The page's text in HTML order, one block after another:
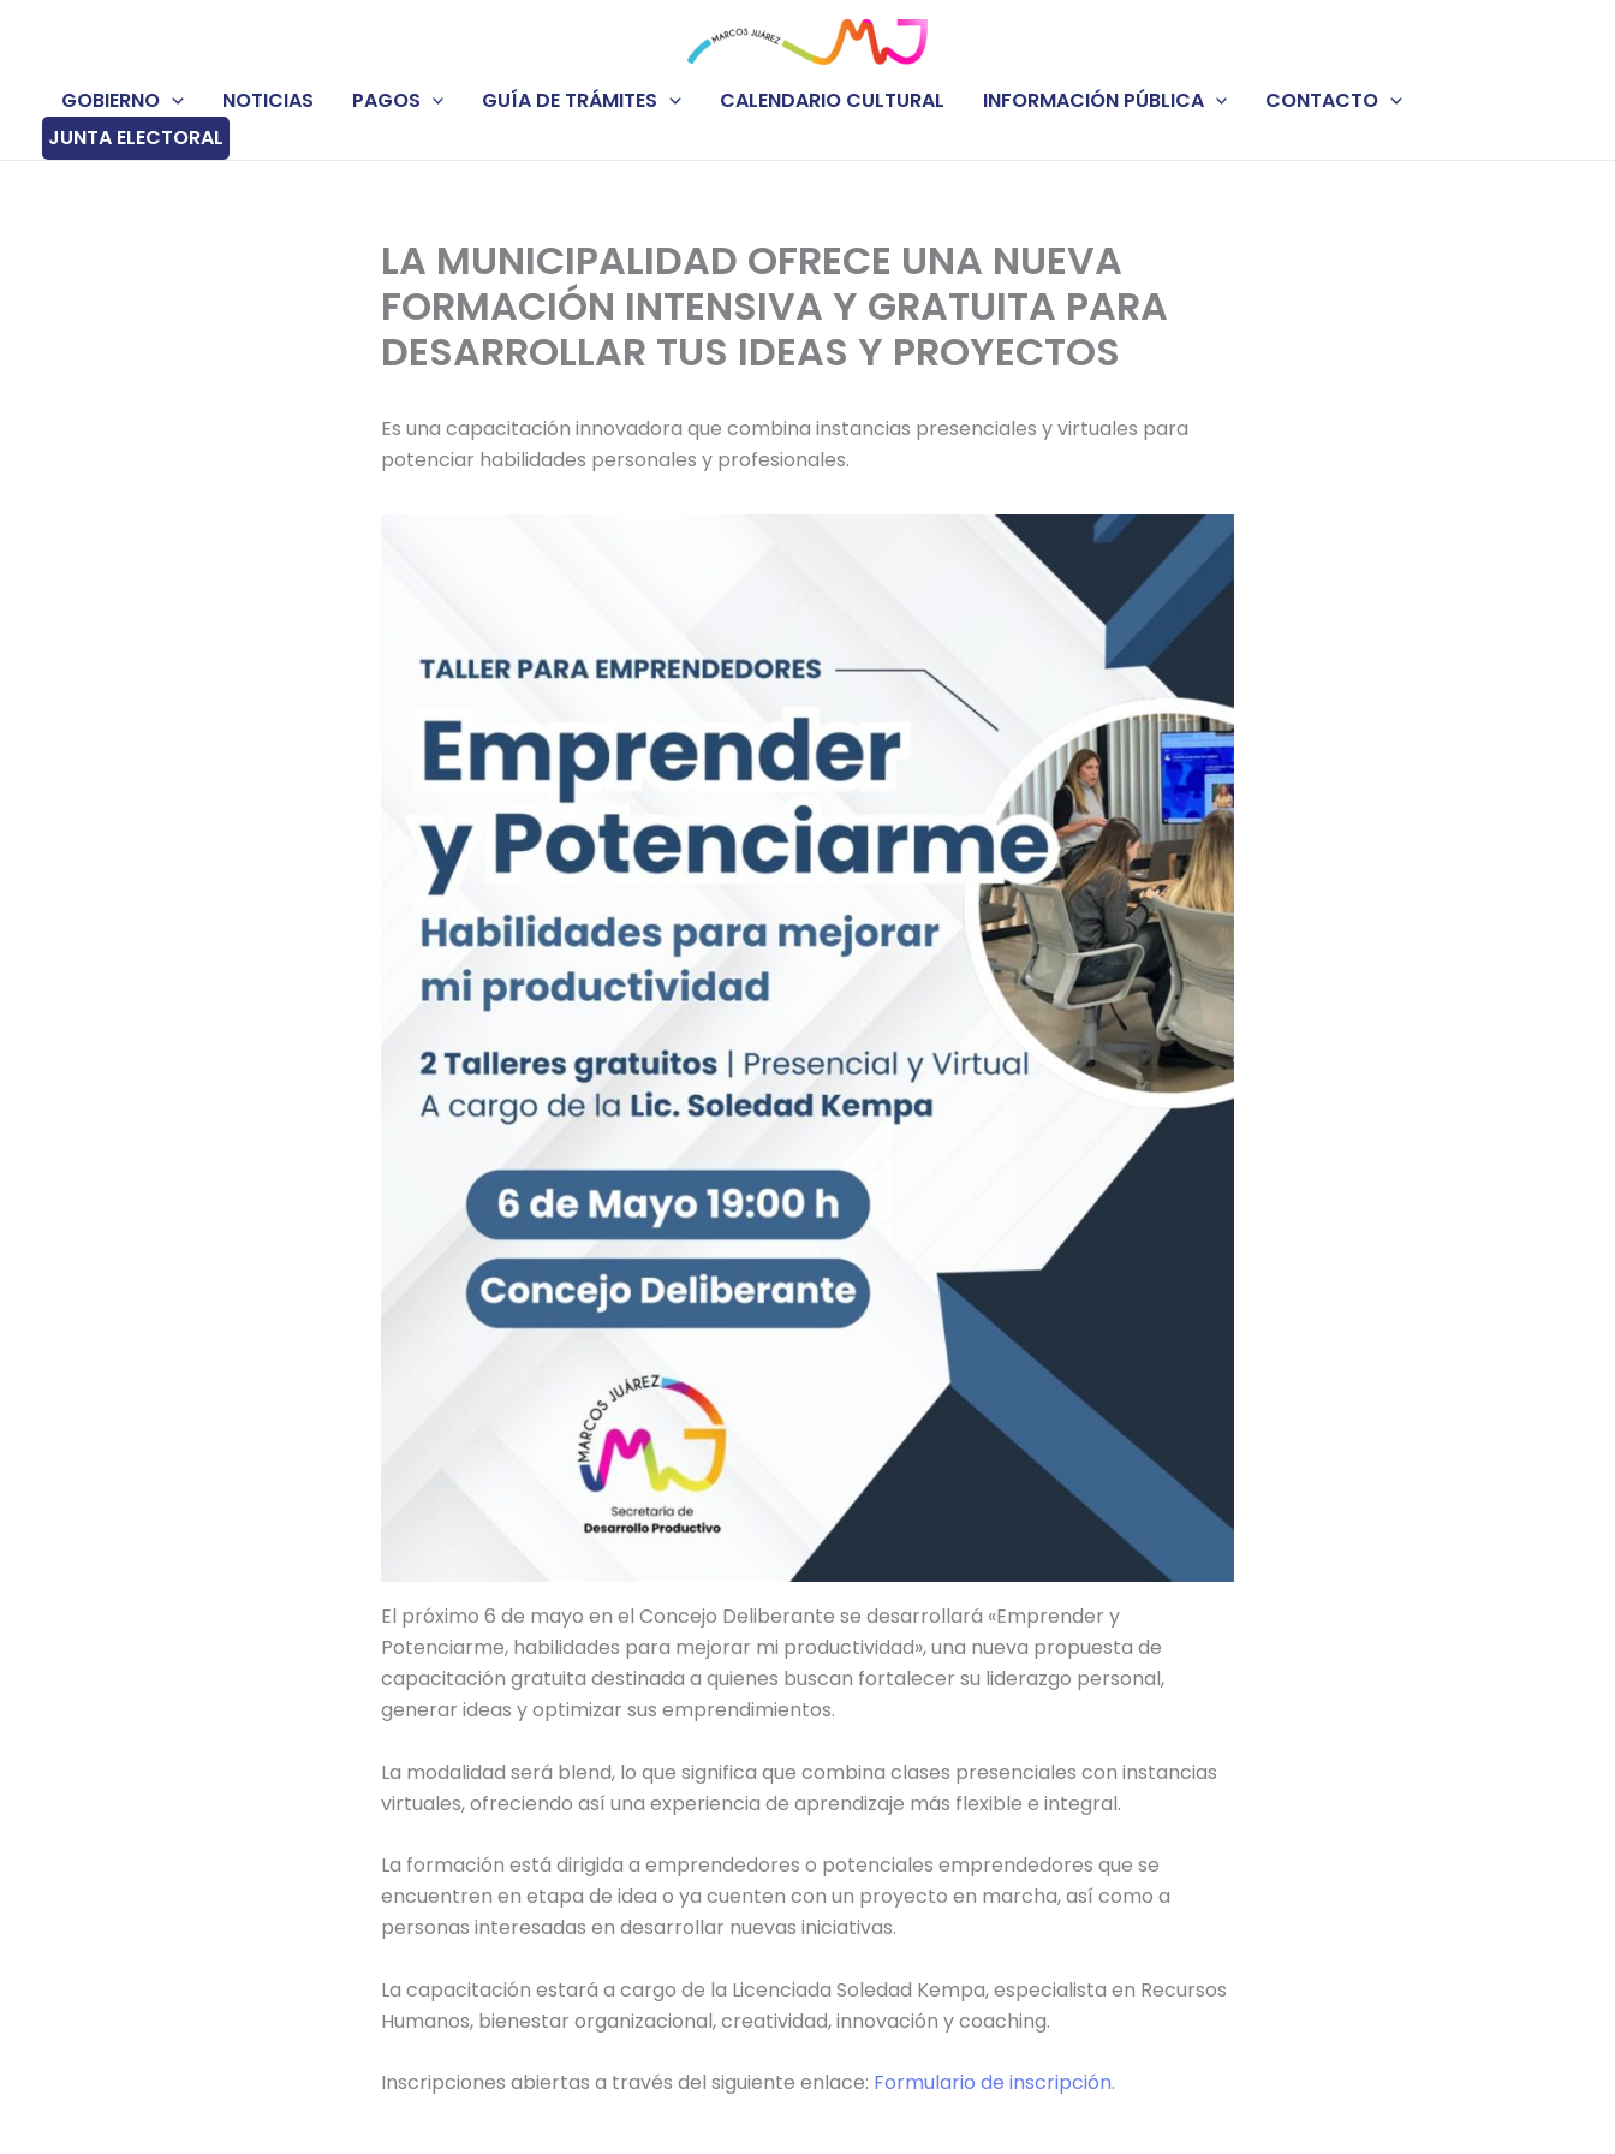
GOBIERNO
NOTICIAS PAGOS GUÍA DE TRÁMITES CALENDARIO CULTURAL INFORMACIÓN PÚBLICA
CONTACTO
JUNTA ELECTORAL
LA MUNICIPALIDAD OFRECE UNA NUEVA
FORMACIÓN INTENSIVA Y GRATUITA PARA
DESARROLLAR TUS IDEAS Y PROYECTOS
Es una capacitación innovadora que combina instancias presenciales y virtuales para
potenciar habilidades personales y profesionales.
El próximo 6 de mayo en el Concejo Deliberante se desarrollará «Emprender y
Potenciarme, habilidades para mejorar mi productividad», una nueva propuesta de
capacitación gratuita destinada a quienes buscan fortalecer su liderazgo personal,
generar ideas y optimizar sus emprendimientos.
La modalidad será blend, lo que significa que combina clases presenciales con instancias
virtuales, ofreciendo así una experiencia de aprendizaje más flexible e integral.
La formación está dirigida a emprendedores o potenciales emprendedores que se
encuentren en etapa de idea o ya cuenten con un proyecto en marcha, así como a
personas interesadas en desarrollar nuevas iniciativas.
La capacitación estará a cargo de la Licenciada Soledad Kempa, especialista en Recursos
Humanos, bienestar organizacional, creatividad, innovación y coaching.
Inscripciones abiertas a través del siguiente enlace: Formulario de inscripción.